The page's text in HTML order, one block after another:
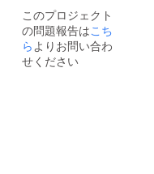
このプロジェクト
の問題報告はこち
らよりお問い合わ
せください